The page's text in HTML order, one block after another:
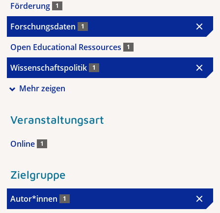
Förderung 1
Forschungsdaten 1
Open Educational Ressources 1
Wissenschaftspolitik 1
Mehr zeigen
Veranstaltungsart
Online 1
Zielgruppe
Autor*innen 1